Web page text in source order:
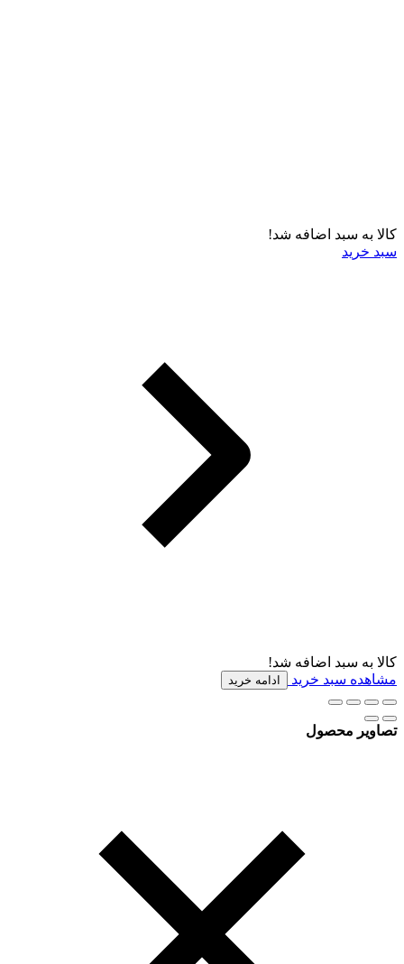
کالا به سبد اضافه شد!
سبد خرید
کالا به سبد اضافه شد!
مشاهده سبد خرید
ادامه خرید
تصاویر محصول